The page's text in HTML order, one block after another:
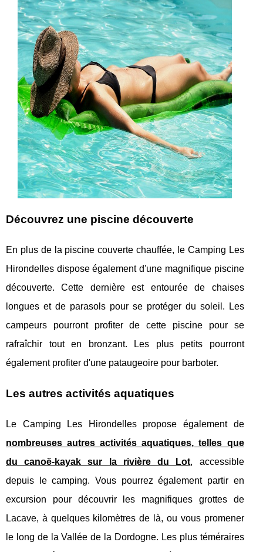
Découvrez une piscine découverte
En plus de la piscine couverte chauffée, le Camping Les
Hirondelles dispose également d'une magnifique piscine
découverte. Cette dernière est entourée de chaises
longues et de parasols pour se protéger du soleil. Les
campeurs pourront profiter de cette piscine pour se
rafraîchir tout en bronzant. Les plus petits pourront
également profiter d'une pataugeoire pour barboter.
Les autres activités aquatiques
Le Camping Les Hirondelles propose également de
nombreuses autres activités aquatiques, telles que
du canoë-kayak sur la rivière du Lot, accessible
depuis le camping. Vous pourrez également partir en
excursion pour découvrir les magnifiques grottes de
Lacave, à quelques kilomètres de là, ou vous promener
le long de la Vallée de la Dordogne. Les plus téméraires